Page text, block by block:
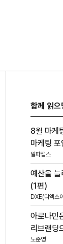
함께 읽
8월 마케
마케팅 포
알파앱스
예산을
(1편)
DXE(디엑스
아로나민
리브랜딩
노준영